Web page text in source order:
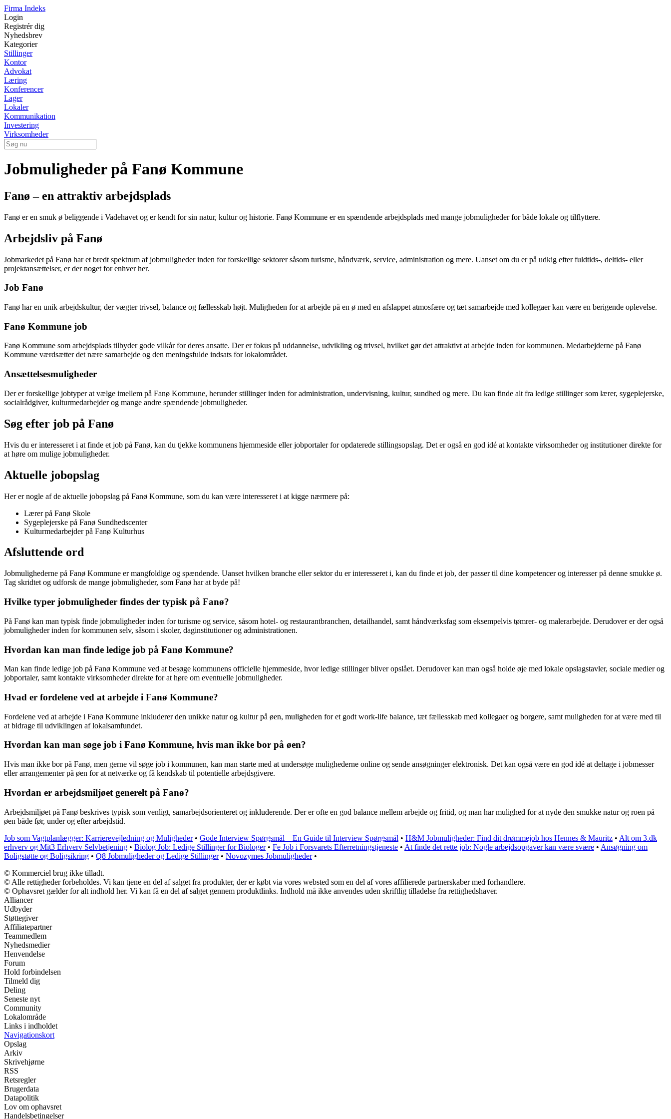
Firma Indeks
Login
Registrér dig
Nyhedsbrev
Kategorier
Stillinger
Kontor
Advokat
Læring
Konferencer
Lager
Lokaler
Kommunikation
Investering
Virksomheder
Jobmuligheder på Fanø Kommune
Fanø – en attraktiv arbejdsplads
Fanø er en smuk ø beliggende i Vadehavet og er kendt for sin natur, kultur og historie. Fanø Kommune er en spændende arbejdsplads med mange jobmuligheder for både lokale og tilflyttere.
Arbejdsliv på Fanø
Jobmarkedet på Fanø har et bredt spektrum af jobmuligheder inden for forskellige sektorer såsom turisme, håndværk, service, administration og mere. Uanset om du er på udkig efter fuldtids-, deltids- eller
projektansættelser, er der noget for enhver her.
Job Fanø
Fanø har en unik arbejdskultur, der vægter trivsel, balance og fællesskab højt. Muligheden for at arbejde på en ø med en afslappet atmosfære og tæt samarbejde med kollegaer kan være en berigende oplevelse.
Fanø Kommune job
Fanø Kommune som arbejdsplads tilbyder gode vilkår for deres ansatte. Der er fokus på uddannelse, udvikling og trivsel, hvilket gør det attraktivt at arbejde inden for kommunen. Medarbejderne på Fanø
Kommune værdsætter det nære samarbejde og den meningsfulde indsats for lokalområdet.
Ansættelsesmuligheder
Der er forskellige jobtyper at vælge imellem på Fanø Kommune, herunder stillinger inden for administration, undervisning, kultur, sundhed og mere. Du kan finde alt fra ledige stillinger som lærer, sygeplejerske,
socialrådgiver, kulturmedarbejder og mange andre spændende jobmuligheder.
Søg efter job på Fanø
Hvis du er interesseret i at finde et job på Fanø, kan du tjekke kommunens hjemmeside eller jobportaler for opdaterede stillingsopslag. Det er også en god idé at kontakte virksomheder og institutioner direkte for
at høre om mulige jobmuligheder.
Aktuelle jobopslag
Her er nogle af de aktuelle jobopslag på Fanø Kommune, som du kan være interesseret i at kigge nærmere på:
Lærer på Fanø Skole
Sygeplejerske på Fanø Sundhedscenter
Kulturmedarbejder på Fanø Kulturhus
Afsluttende ord
Jobmulighederne på Fanø Kommune er mangfoldige og spændende. Uanset hvilken branche eller sektor du er interesseret i, kan du finde et job, der passer til dine kompetencer og interesser på denne smukke ø.
Tag skridtet og udforsk de mange jobmuligheder, som Fanø har at byde på!
Hvilke typer jobmuligheder findes der typisk på Fanø?
På Fanø kan man typisk finde jobmuligheder inden for turisme og service, såsom hotel- og restaurantbranchen, detailhandel, samt håndværksfag som eksempelvis tømrer- og malerarbejde. Derudover er der også
jobmuligheder inden for kommunen selv, såsom i skoler, daginstitutioner og administrationen.
Hvordan kan man finde ledige job på Fanø Kommune?
Man kan finde ledige job på Fanø Kommune ved at besøge kommunens officielle hjemmeside, hvor ledige stillinger bliver opslået. Derudover kan man også holde øje med lokale opslagstavler, sociale medier og
jobportaler, samt kontakte virksomheder direkte for at høre om eventuelle jobmuligheder.
Hvad er fordelene ved at arbejde i Fanø Kommune?
Fordelene ved at arbejde i Fanø Kommune inkluderer den unikke natur og kultur på øen, muligheden for et godt work-life balance, tæt fællesskab med kollegaer og borgere, samt muligheden for at være med til
at bidrage til udviklingen af lokalsamfundet.
Hvordan kan man søge job i Fanø Kommune, hvis man ikke bor på øen?
Hvis man ikke bor på Fanø, men gerne vil søge job i kommunen, kan man starte med at undersøge mulighederne online og sende ansøgninger elektronisk. Det kan også være en god idé at deltage i jobmesser
eller arrangementer på øen for at netværke og få kendskab til potentielle arbejdsgivere.
Hvordan er arbejdsmiljøet generelt på Fanø?
Arbejdsmiljøet på Fanø beskrives typisk som venligt, samarbejdsorienteret og inkluderende. Der er ofte en god balance mellem arbejde og fritid, og man har mulighed for at nyde den smukke natur og roen på
øen både før, under og efter arbejdstid.
Job som Vagtplanlægger: Karrierevejledning og Muligheder• Gode Interview Spørgsmål – En Guide til Interview Spørgsmål • H&M Jobmuligheder: Find dit drømmejob hos Hennes & Mauritz • Alt om 3.dk
erhverv og Mit3 Erhverv Selvbetjening • Biolog Job: Ledige Stillinger for Biologer• Fe Job i Forsvarets Efterretningstjeneste • At finde det rette job: Nogle arbejdsopgaver kan være svære • Ansøgning om
Boligstøtte og Boligsikring • Q8 Jobmuligheder og Ledige Stillinger• Novozymes Jobmuligheder•
© Kommerciel brug ikke tilladt.
© Alle rettigheder forbeholdes. Vi kan tjene en del af salget fra produkter, der er købt via vores websted som en del af vores affilierede partnerskaber med forhandlere.
© Ophavsret gælder for alt indhold her. Vi kan få en del af salget gennem produktlinks. Indhold må ikke anvendes uden skriftlig tilladelse fra rettighedshaver.
Alliancer
Udbyder
Støttegiver
Affiliatepartner
Teammedlem
Nyhedsmedier
Henvendelse
Forum
Hold forbindelsen
Tilmeld dig
Deling
Seneste nyt
Community
Lokalområde
Links i indholdet
Navigationskort
Opslag
Arkiv
Skrivehjørne
RSS
Retsregler
Brugerdata
Datapolitik
Lov om ophavsret
Handelsbetingelser